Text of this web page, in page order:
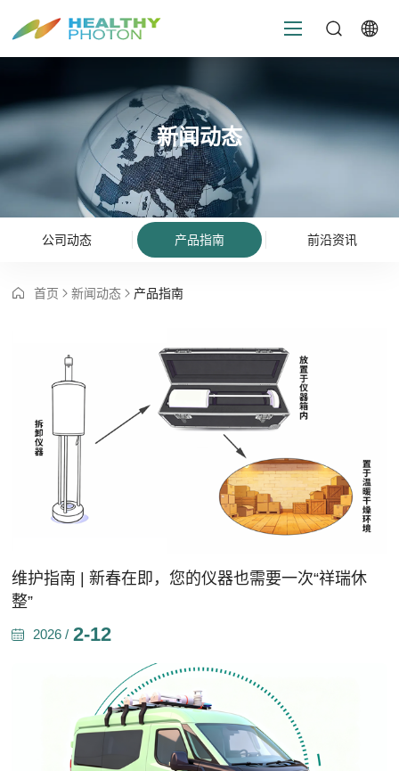
新闻动态
公司动态 产品指南 前沿资讯
首页 新闻动态 产品指南
维护指南 | 新春在即，您的仪器也需要一次“祥瑞休
整”
2026 / 2-12